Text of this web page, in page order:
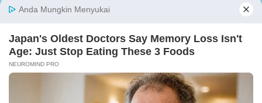
Kabarbaru.co menyajikan berita aktual dan
inspiratif dari sudut pandang berbaik sangka
Follow Kabarbaru